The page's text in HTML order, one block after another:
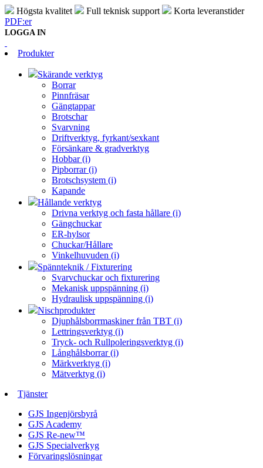
Högsta kvalitet Full teknisk support
Korta leveranstider
PDF:er
LOGGA IN
Produkter
Skärande verktyg
Borrar
Pinnfräsar
Gängtappar
Brotschar
Svarvning
Driftverktyg, fyrkant/sexkant
Försänkare & gradverktyg
Hobbar (i)
Pipborrar (i)
Brotschsystem (i)
Kapande
Hållande verktyg
Drivna verktyg och fasta hållare (i)
Gängchuckar
ER-hylsor
Chuckar/Hållare
Vinkelhuvuden (i)
Spännteknik / Fixturering
Svarvchuckar och fixturering
Mekanisk uppspänning (i)
Hydraulisk uppspänning (i)
Nischprodukter
Djuphålsborrmaskiner från TBT (i)
Lettringsverktyg (i)
Tryck- och Rullpoleringsverktyg (i)
Långhålsborrar (i)
Märkverktyg (i)
Mätverktyg (i)
Tjänster
GJS Ingenjörsbyrå
GJS Academy
GJS Re-new™
GJS Specialverkyg
Förvaringslösningar